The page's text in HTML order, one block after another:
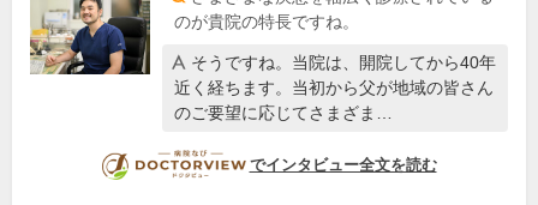
のが貴院の特長ですね。
そうですね。当院は、開院してから40年
近く経ちます。当初から父が地域の皆さん
のご要望に応じてさまざま…
DOCTORVIEW
でインタビュー全文を読む